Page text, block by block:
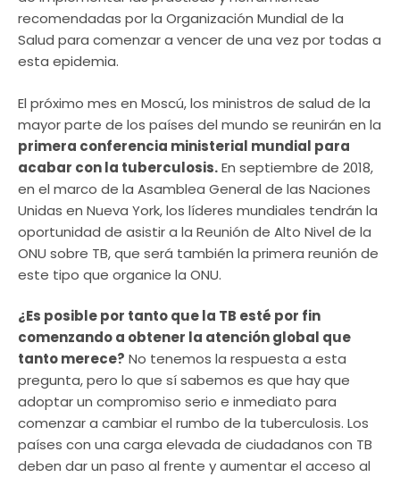
recomendadas por la Organización Mundial de la
Salud para comenzar a vencer de una vez por todas a
esta epidemia.
El próximo mes en Moscú, los ministros de salud de la
mayor parte de los países del mundo se reunirán en la
primera conferencia ministerial mundial para
acabar con la tuberculosis.En septiembre de 2018,
en el marco de la Asamblea General de las Naciones
Unidas en Nueva York, los líderes mundiales tendrán la
oportunidad de asistir a la Reunión de Alto Nivel de la
ONU sobre TB, que será también la primera reunión de
este tipo que organice la ONU.
¿Es posible por tanto que la TB esté por fin
comenzando a obtener la atención global que
tanto merece? No tenemos la respuesta a esta
pregunta, pero lo que sí sabemos es que hay que
adoptar un compromiso serio e inmediato para
comenzar a cambiar el rumbo de la tuberculosis. Los
países con una carga elevada de ciudadanos con TB
deben dar un paso al frente y aumentar el acceso al